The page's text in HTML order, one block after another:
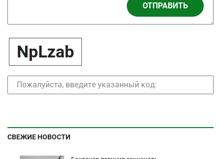
ОТПРАВИТЬ
СВЕЖИЕ НОВОСТИ